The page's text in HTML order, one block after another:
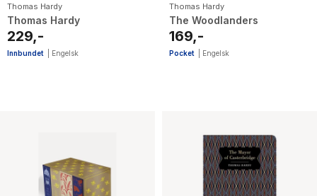
Thomas Hardy
Thomas Hardy
229,-
Innbundet Engelsk
Thomas Hardy
The Woodlanders
169,-
Pocket Engelsk